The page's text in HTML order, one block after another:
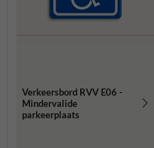
Verkeersbord RVV E06 -
Mindervalide
parkeerplaats